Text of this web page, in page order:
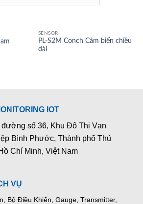
SENSOR
PL-S2M Conch Cảm biến chiều
dài
IOT
đường số 36, Khu Đô Thị Vạn
Bình Phước, Thành phố Thủ
Chí Minh, Việt Nam
VỤ
Bộ Điều Khiển, Gauge, Transmitter,